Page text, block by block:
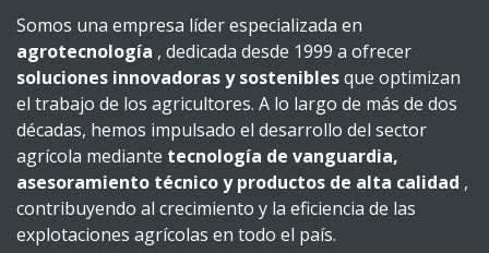
Somos una empresa líder especializada en
agrotecnología , dedicada desde 1999 a ofrecer
soluciones innovadoras y sosteniblesque optimizan
el trabajo de los agricultores. A lo largo de más de dos
décadas, hemos impulsado el desarrollo del sector
agrícola mediante tecnología de vanguardia,
asesoramiento técnico y productos de alta calidad ,
contribuyendo al crecimiento y la eficiencia de las
explotaciones agrícolas en todo el país.